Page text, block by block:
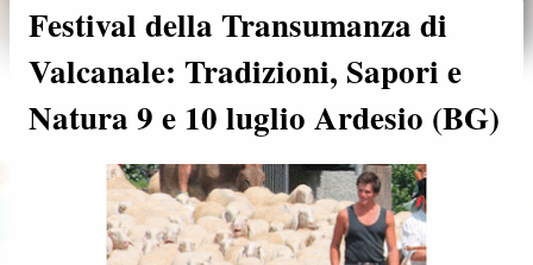
Festival della Transumanza di
Valcanale: Tradizioni, Sapori e
Natura 9 e 10 luglio Ardesio (BG)